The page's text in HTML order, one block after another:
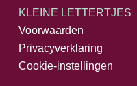
KLEINE LETTERTJES
Voorwaarden
Privacyverklaring
Cookie-instellingen